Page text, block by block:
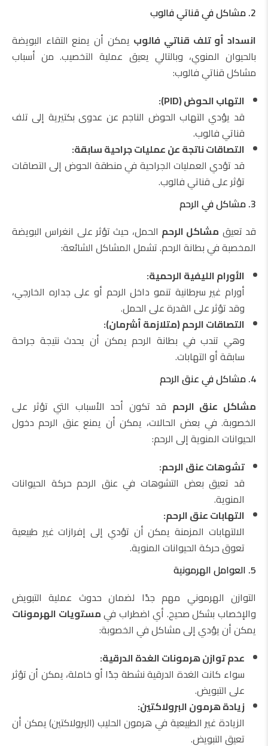
2. مشاكل في قناتي فالوب
انسداد أو تلف قناتي فالوب يمكن أن يمنع التقاء البويضة
بالحيوان المنوي، وبالتالي يعيق عملية التخصيب. من أسباب
مشاكل قناتي فالوب:
التهاب الحوض (PID):
قد يؤدي التهاب الحوض الناجم عن عدوى بكتيرية إلى تلف
قناتي فالوب.
التصاقات ناتجة عن عمليات جراحية سابقة:
قد تؤدي العمليات الجراحية في منطقة الحوض إلى التصاقات
تؤثر على قناتي فالوب.
3. مشاكل في الرحم
قد تعيق مشاكل الرحم الحمل، حيث تؤثر على انغراس البويضة
المخصبة في بطانة الرحم. تشمل المشاكل الشائعة:
الأورام الليفية الرحمية:
أورام غير سرطانية تنمو داخل الرحم أو على جداره الخارجي،
وقد تؤثر على القدرة على الحمل.
التصاقات الرحم (متلازمة أشرمان):
وهي تندب في بطانة الرحم يمكن أن يحدث نتيجة جراحة
سابقة أو التهابات.
4. مشاكل في عنق الرحم
مشاكل عنق الرحم قد تكون أحد الأسباب التي تؤثر على
الخصوبة. في بعض الحالات، يمكن أن يمنع عنق الرحم دخول
الحيوانات المنوية إلى الرحم:
تشوهات عنق الرحم:
قد تعيق بعض التشوهات في عنق الرحم حركة الحيوانات
المنوية.
التهابات عنق الرحم:
الالتهابات المزمنة يمكن أن تؤدي إلى إفرازات غير طبيعية
تعوق حركة الحيوانات المنوية.
5. العوامل الهرمونية
التوازن الهرموني مهم جدًا لضمان حدوث عملية التبويض
والإخصاب بشكل صحيح. أي اضطراب فيمستويات الهرمونات
يمكن أن يؤدي إلى مشاكل في الخصوبة:
عدم توازن هرمونات الغدة الدرقية:
سواء كانت الغدة الدرقية نشطة جدًا أو خاملة، يمكن أن تؤثر
على التبويض.
زيادة هرمون البرولاكتين:
الزيادة غير الطبيعية في هرمون الحليب (البرولاكتين) يمكن أن
تعيق التبويض.